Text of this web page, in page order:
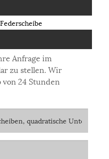
Federscheibe
Anfrage im
zu stellen. Wir
24 Stunden